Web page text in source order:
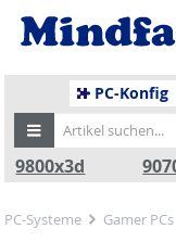
PC-Konfig
9800x3d
PC-Systeme Gamer PCs